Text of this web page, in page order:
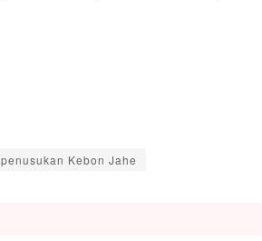
penusukan Kebon Jahe